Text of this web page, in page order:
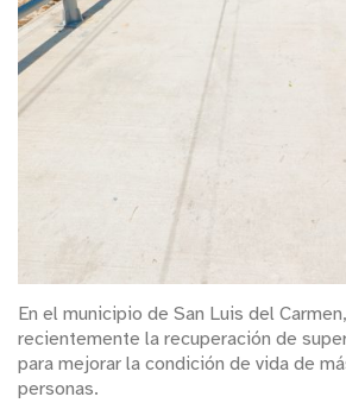
En el municipio de San Luis del
recientemente la recuperación de
para mejorar la condición de vida de
personas.